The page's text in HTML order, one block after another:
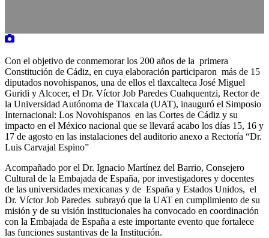
Con el objetivo de conmemorar los 200 años de la primera
Constitución de Cádiz, en cuya elaboración participaron más de 15
diputados novohispanos, una de ellos el tlaxcalteca José Miguel
Guridi y Alcocer, el Dr. Víctor Job Paredes Cuahquentzi, Rector de
la Universidad Autónoma de Tlaxcala (UAT), inauguró el Simposio
Internacional: Los Novohispanos en las Cortes de Cádiz y su
impacto en el México nacional que se llevará acabo los días 15, 16 y
17 de agosto en las instalaciones del auditorio anexo a Rectoría “Dr.
Luis Carvajal Espino”
Acompañado por el Dr. Ignacio Martínez del Barrio, Consejero
Cultural de la Embajada de España, por investigadores y docentes
de las universidades mexicanas y de España y Estados Unidos, el
Dr. Víctor Job Paredes subrayó que la UAT en cumplimiento de su
misión y de su visión institucionales ha convocado en coordinación
con la Embajada de España a este importante evento que fortalece
las funciones sustantivas de la Institución.